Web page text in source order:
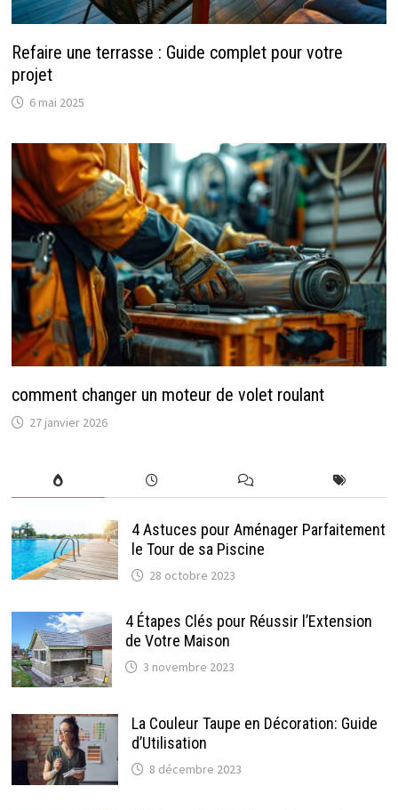
Refaire une terrasse : Guide complet pour votre
projet
6 mai 2025
comment changer un moteur de volet roulant​
27 janvier 2026
4 Astuces pour Aménager Parfaitement
le Tour de sa Piscine
28 octobre 2023
4 Étapes Clés pour Réussir l’Extension
de Votre Maison
3 novembre 2023
La Couleur Taupe en Décoration: Guide
d’Utilisation
8 décembre 2023